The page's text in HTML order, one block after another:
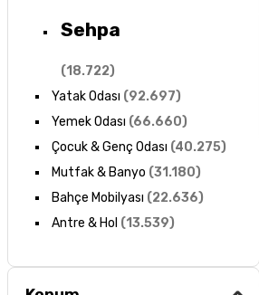
Sehpa
(18.722)
Yatak Odası (92.697)
Yemek Odası (66.660)
Çocuk & Genç Odası (40.275)
Mutfak & Banyo (31.180)
Bahçe Mobilyası (22.636)
Antre & Hol (13.539)